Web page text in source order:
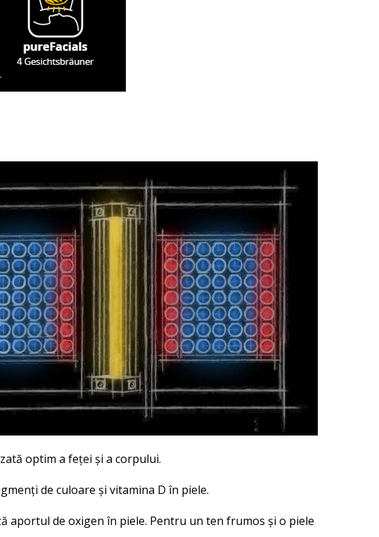
optim a feței și a corpului.
de culoare și vitamina D în piele.
aportul de oxigen în piele. Pentru un ten frumos și o piele